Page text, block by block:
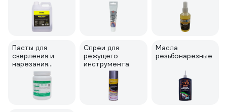
Пасты для
сверления и
нарезания
резьбы
Спреи для
режущего
инструмента
Масла
резьбонарезные